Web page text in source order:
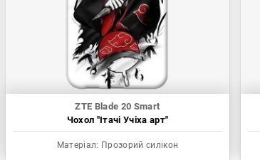
ZTE Blade 20 Smart
Чохол "Ітачі Учіха арт"
Матеріал: Прозорий силікон